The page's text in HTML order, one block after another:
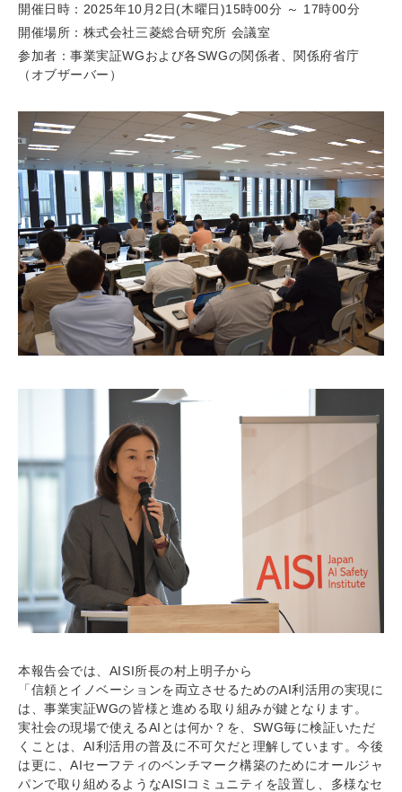
開催日時：2025年10月2日(木曜日)15時00分 ～ 17時00分
開催場所：株式会社三菱総合研究所 会議室
参加者：事業実証WGおよび各SWGの関係者、関係府省庁
（オブザーバー）
本報告会では、AISI所長の村上明子から
「信頼とイノベーションを両立させるためのAI利活用の実現に
は、事業実証WGの皆様と進める取り組みが鍵となります。
実社会の現場で使えるAIとは何か？を、SWG毎に検証いただ
くことは、AI利活用の普及に不可欠だと理解しています。今後
は更に、AIセーフティのベンチマーク構築のためにオールジャ
パンで取り組めるようなAISIコミュニティを設置し、多様なセ